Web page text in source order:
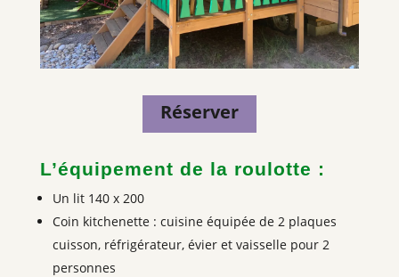
Réserver
L’équipement de la roulotte :
Un lit 140 x 200
Coin kitchenette : cuisine équipée de 2 plaques
cuisson, réfrigérateur, évier et vaisselle pour 2
personnes